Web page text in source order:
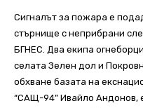
Сигналът за пожара е
стърнище с неприбрани
БГНЕС. Два екипа
селата Зелен дол и
обхване базата на
“САЩ-94” Ивайло Андонов,